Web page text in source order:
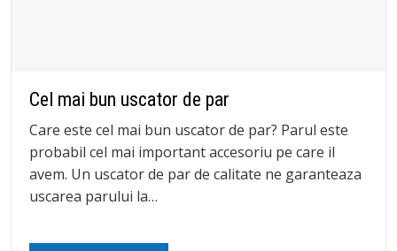
Cel mai bun uscator de par
Care este cel mai bun uscator de par? Parul este
probabil cel mai important accesoriu pe care il
avem. Un uscator de par de calitate ne garanteaza
uscarea parului la…